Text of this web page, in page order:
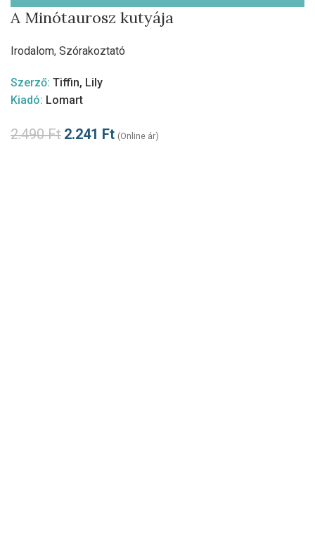
A Minótaurosz kutyája
Irodalom, Szórakoztató
Szerző: Tiffin, Lily
Kiadó: Lomart
2.490Ft 2.241 Ft (Online ár)